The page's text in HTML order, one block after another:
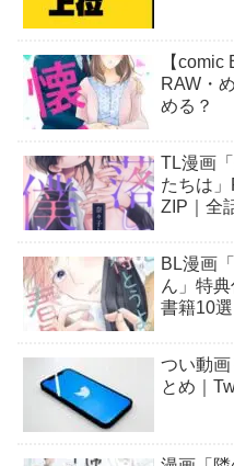
【comic
RAW・
める？
TL漫画
たちは
ZIP｜全
BL漫画
ん」特
書籍10選
つい動
とめ｜